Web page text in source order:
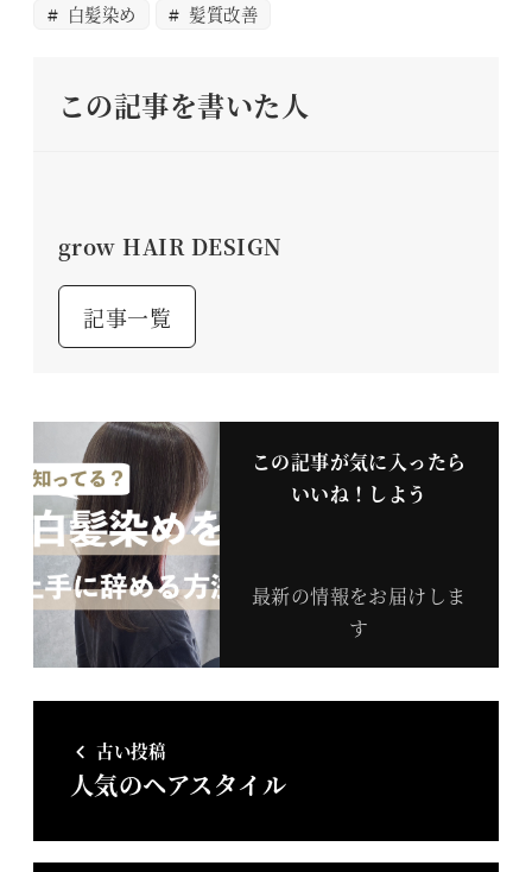
白髪染め
髪質改善
この記事を書いた人
grow HAIR DESIGN
記事一覧
この記事が気に入ったら
いいね！しよう
最新の情報をお届けしま
す
古い投稿
人気のヘアスタイル